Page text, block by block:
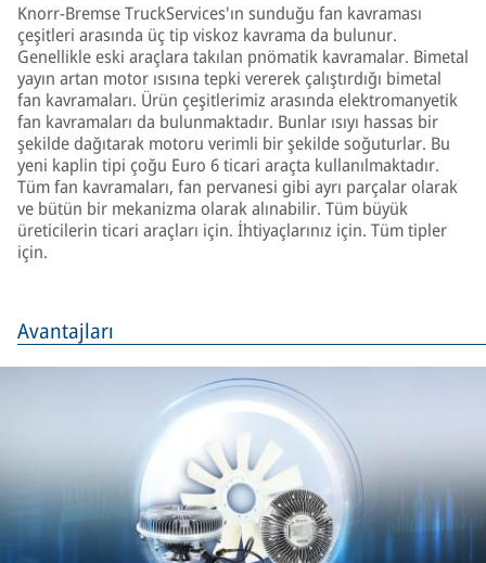
Knorr-Bremse TruckServices'ın sunduğu fan kavraması
çeşitleri arasında üç tip viskoz kavrama da bulunur.
Genellikle eski araçlara takılan pnömatik kavramalar. Bimetal
yayın artan motor ısısına tepki vererek çalıştırdığı bimetal
fan kavramaları. Ürün çeşitlerimiz arasında elektromanyetik
fan kavramaları da bulunmaktadır. Bunlar ısıyı hassas bir
şekilde dağıtarak motoru verimli bir şekilde soğuturlar. Bu
yeni kaplin tipi çoğu Euro 6 ticari araçta kullanılmaktadır.
Tüm fan kavramaları, fan pervanesi gibi ayrı parçalar olarak
ve bütün bir mekanizma olarak alınabilir. Tüm büyük
üreticilerin ticari araçları için. İhtiyaçlarınız için. Tüm tipler
için.
Avantajları